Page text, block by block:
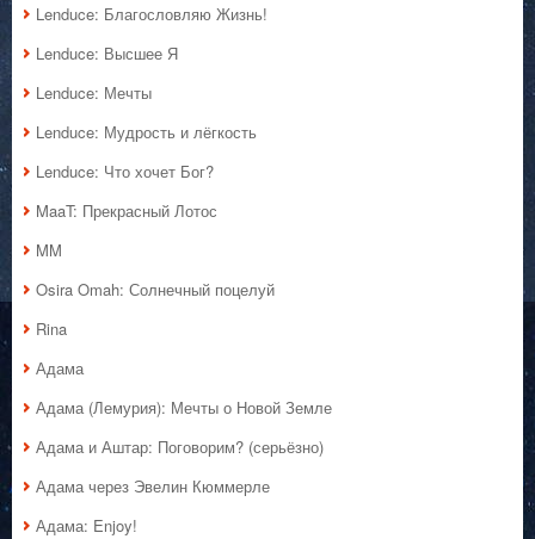
Lenduce: Благословляю Жизнь!
Lenduce: Высшее Я
Lenduce: Мечты
Lenduce: Мудрость и лёгкость
Lenduce: Что хочет Бог?
MaaT: Прекрасный Лотос
MM
Osira Omah: Солнечный поцелуй
Rina
Адама
Адама (Лемурия): Мечты о Новой Земле
Адама и Аштар: Поговорим? (серьёзно)
Адама через Эвелин Кюммерле
Адама: Enjoy!